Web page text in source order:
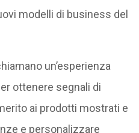
modelli di business del
un’esperienza
ottenere segnali di
ai prodotti mostrati e
e personalizzare